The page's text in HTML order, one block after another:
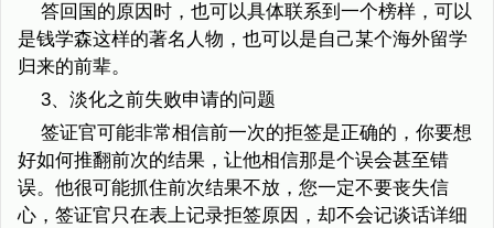
答回国的原因时，也可以具体联系到一个榜样，可以
是钱学森这样的著名人物，也可以是自己某个海外留学
归来的前辈。
3、淡化之前失败申请的问题
签证官可能非常相信前一次的拒签是正确的，你要想
好如何推翻前次的结果，让他相信那是个误会甚至错
误。他很可能抓住前次结果不放，您一定不要丧失信
心，签证官只在表上记录拒签原因，却不会记谈话详细